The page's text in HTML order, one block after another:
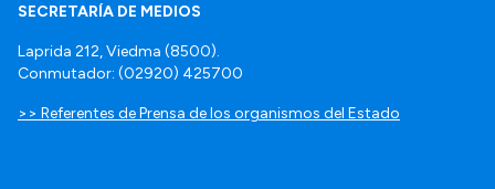
SECRETARÍA DE MEDIOS
Laprida 212, Viedma (8500).
Conmutador: (02920) 425700
>> Referentes de Prensa de los organismos del Estado